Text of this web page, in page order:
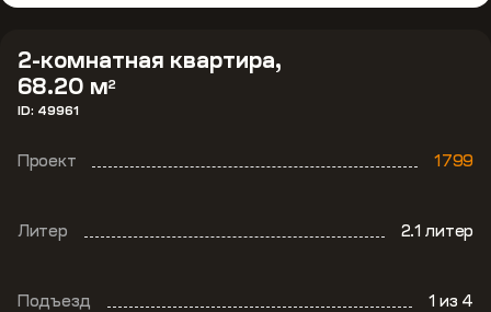
2-комнатная квартира,
68.20 м2
ID: 49961
Проект 1799
Литер 2.1 литер
Подъезд 1из 4